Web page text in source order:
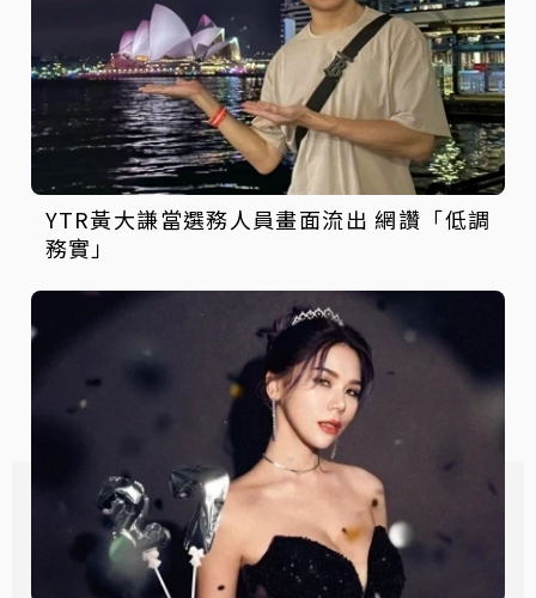
YTR黃大謙當選務人員畫面流出 網讚「低調
務實」